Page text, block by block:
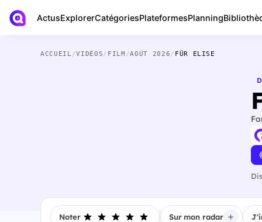
ActusExplorerCatégoriesPlateformesPlanning
ACCUEIL /VIDÉOS/ FILM/AOÛT 2026/ FÜR ELISE
Noter Sur mon radar